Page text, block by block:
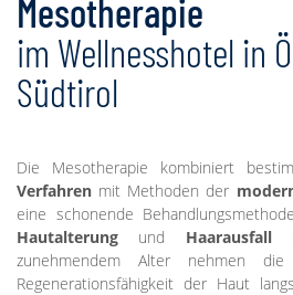
Mesotherapie
im Wellnesshotel in
Südtirol
Die Mesotherapie kombiniert
Verfahren mit Methoden der
eine schonende
Hautalterung und Haarausfall
zunehmendem Alter nehmen
Regenerationsfähigkeit der Haut